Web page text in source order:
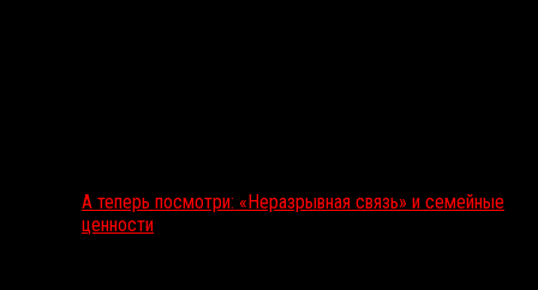
А теперь посмотри: «Неразрывная связь» и семейные
ценности